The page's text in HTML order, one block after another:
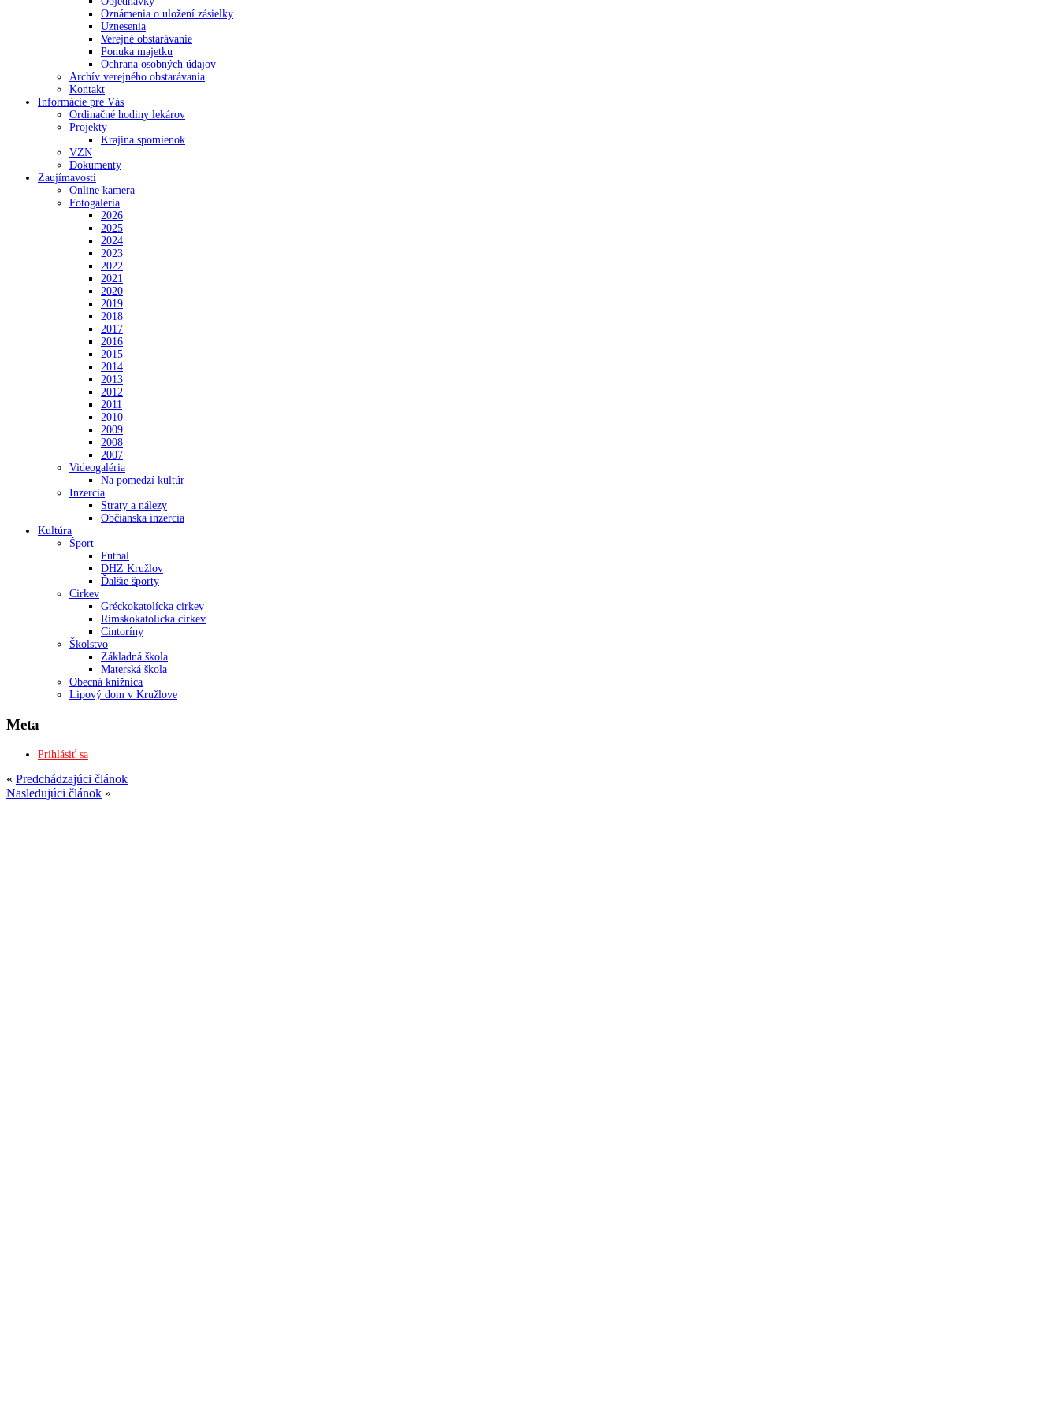
Oznámenia o uložení zásielky
Uznesenia
Verejné obstarávanie
Ponuka majetku
Ochrana osobných údajov
Archív verejného obstarávania
Kontakt
Informácie pre Vás
Ordinačné hodiny lekárov
Projekty
Krajina spomienok
VZN
Dokumenty
Zaujímavosti
Online kamera
Fotogaléria
2026
2025
2024
2023
2022
2021
2020
2019
2018
2017
2016
2015
2014
2013
2012
2011
2010
2009
2008
2007
Videogaléria
Na pomedzí kultúr
Inzercia
Straty a nálezy
Občianska inzercia
Kultúra
Šport
Futbal
DHZ Kružlov
Ďalšie športy
Cirkev
Gréckokatolícka cirkev
Rímskokatolícka cirkev
Cintoríny
Školstvo
Základná škola
Materská škola
Obecná knižnica
Lipový dom v Kružlove
Meta
Prihlásiť sa
« Predchádzajúci článok
Nasledujúci článok »